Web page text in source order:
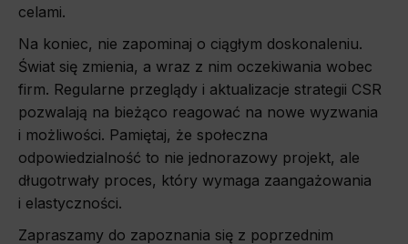
celami.
Na koniec, nie zapominaj o ciągłym doskonaleniu.
Świat się zmienia, a wraz z nim oczekiwania wobec
firm. Regularne przeglądy i aktualizacje strategii CSR
pozwalają na bieżąco reagować na nowe wyzwania
i możliwości. Pamiętaj, że społeczna
odpowiedzialność to nie jednorazowy projekt, ale
długotrwały proces, który wymaga zaangażowania
i elastyczności.
Zapraszamy do zapoznania się z poprzednim